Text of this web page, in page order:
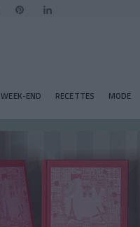
WEEK-END RECETTES MODE